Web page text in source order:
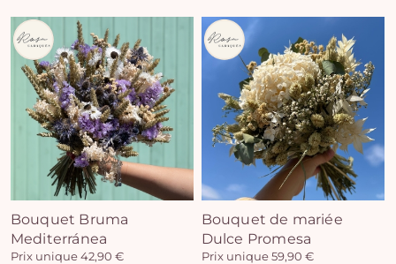
Bouquet Bruma
Mediterránea
Prix unique 42,90 €
Bouquet de mariée
Dulce Promesa
Prix unique 59,90 €